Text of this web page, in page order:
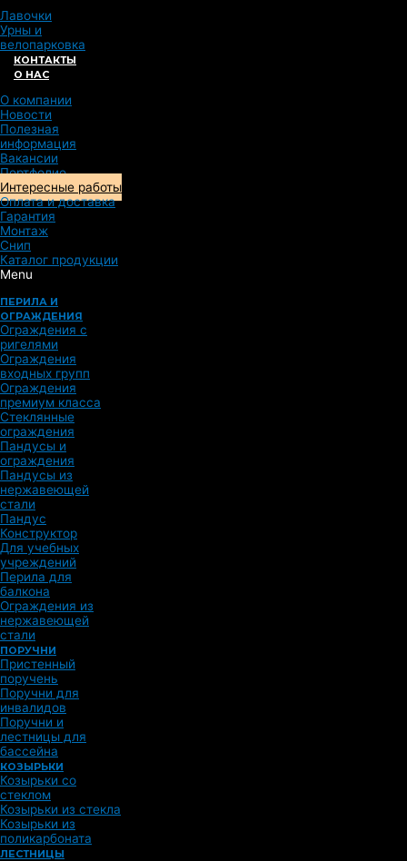
Лавочки
Урны и
велопарковка
КОНТАКТЫ
О НАС
О компании
Новости
Полезная
информация
Вакансии
Портфолио
Интересные работы
Оплата и доставка
Гарантия
Монтаж
Снип
Каталог продукции
Menu
ПЕРИЛА И
ОГРАЖДЕНИЯ
Ограждения с
ригелями
Ограждения
входных групп
Ограждения
премиум класса
Стеклянные
ограждения
Пандусы и
ограждения
Пандусы из
нержавеющей
стали
Пандус
Конструктор
Для учебных
учреждений
Перила для
балкона
Ограждения из
нержавеющей
стали
ПОРУЧНИ
Пристенный
поручень
Поручни для
инвалидов
Поручни и
лестницы для
бассейна
КОЗЫРЬКИ
Козырьки со
стеклом
Козырьки из стекла
Козырьки из
поликарбоната
ЛЕСТНИЦЫ